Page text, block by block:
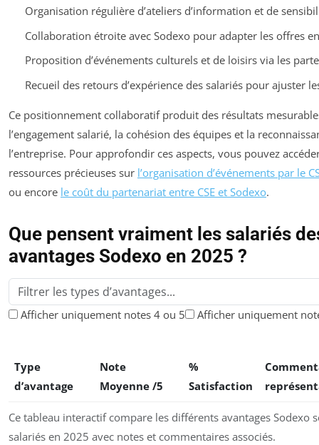
Organisation régulière d’ateliers d’information et de
Collaboration étroite avec Sodexo pour adapter les offres
Proposition d’événements culturels et de loisirs via les
Recueil des retours d’expérience des salariés pour ajuster
Ce positionnement collaboratif produit des résultats
l’engagement salarié, la cohésion des équipes et la
l’entreprise. Pour approfondir ces aspects, vous pouvez
ressources précieuses sur l’organisation d’événements par le
ou encore le coût du partenariat entre CSE et Sodexo.
Que pensent vraiment les salariés
avantages Sodexo en 2025 ?
Afficher uniquement notes 4 ou 5Afficher uniquement les
Afficher uniquement
Ce tableau interactif compare les différents avantages Sodexo
salariés en 2025 avec notes et commentaires associés.
Type
d’avantage
Note
Moyenne /5
%
Satisfaction